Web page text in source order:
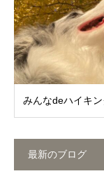
みんなdeハイキ
最新のブログ